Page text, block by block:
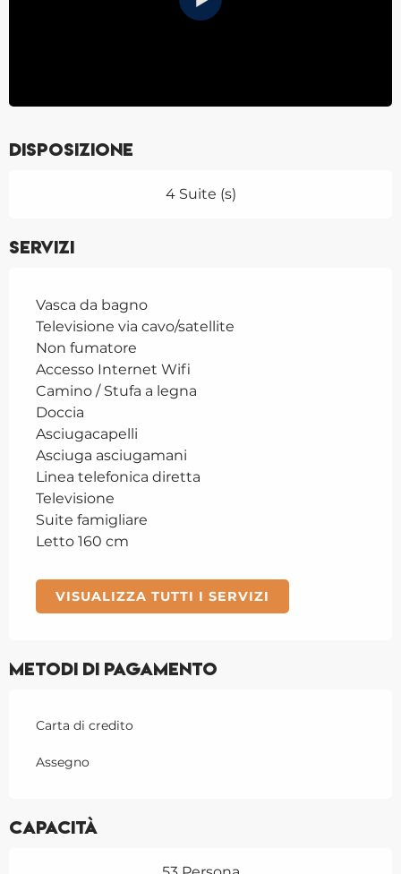
Disposizione
4 Suite (s)
Servizi
Vasca da bagno
Televisione via cavo/satellite
Non fumatore
Accesso Internet Wifi
Camino / Stufa a legna
Doccia
Asciugacapelli
Asciuga asciugamani
Linea telefonica diretta
Televisione
Suite famigliare
Letto 160 cm
VISUALIZZA TUTTI I SERVIZI
Metodi di pagamento
Carta di credito
Assegno
Capacità